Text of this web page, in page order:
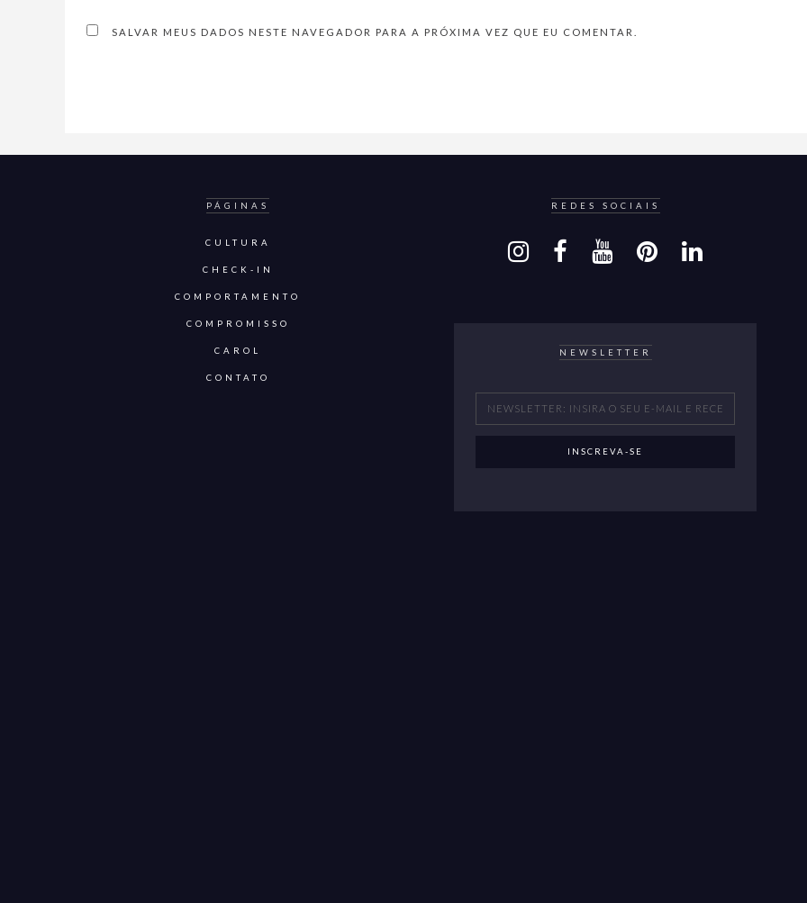
SALVAR MEUS DADOS NESTE NAVEGADOR PARA A PRÓXIMA VEZ QUE EU COMENTAR.
PÁGINAS
CULTURA
CHECK-IN
COMPORTAMENTO
COMPROMISSO
CAROL
CONTATO
REDES SOCIAIS
NEWSLETTER